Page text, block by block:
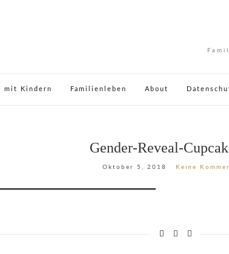
mit Kindern Familienleben About
Gender-Reveal-
Oktober 5, 2018 Keine